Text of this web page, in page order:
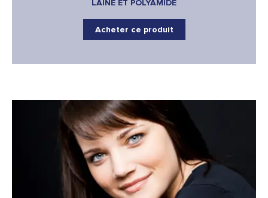
LAINE ET POLYAMIDE
Acheter ce produit